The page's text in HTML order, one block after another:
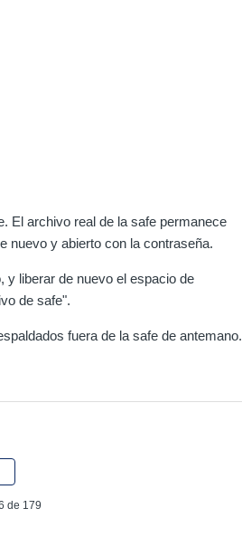
El archivo real de la safe permanece
nuevo y abierto con la contraseña.
y liberar de nuevo el espacio de
de safe".
fuera de la safe de antemano.
de 179